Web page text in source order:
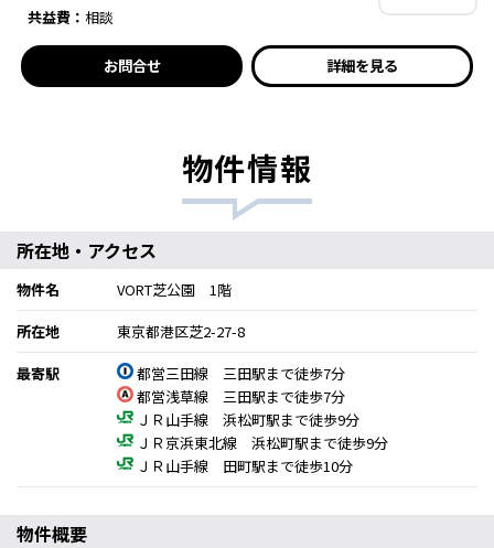
共益費： 相談
お問合せ 詳細を見る
物件情報
所在地・アクセス
物件名
VORT芝公園 1階
所在地
東京都港区芝2-27-8
最寄駅
都営三田線 三田駅まで徒歩7分
都営浅草線 三田駅まで徒歩7分
ＪＲ山手線 浜松町駅まで徒歩9分
ＪＲ京浜東北線 浜松町駅まで徒歩9分
ＪＲ山手線 田町駅まで徒歩10分
物件概要